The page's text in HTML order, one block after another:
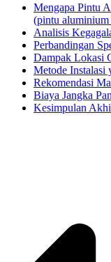
Mengapa Pintu
(pintu aluminium
Analisis
Perbandingan
Dampak Lokasi
Metode Instalasi
Rekomendasi
Biaya Jangka
Kesimpulan